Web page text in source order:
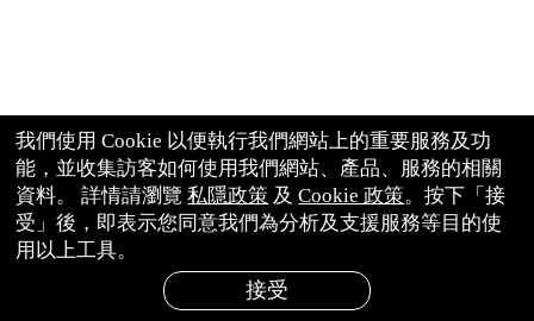
我們使用 Cookie 以便執行我們網站上的重要服務及功
能，並收集訪客如何使用我們網站、產品、服務的相關
資料。 詳情請瀏覽私隱政策 及Cookie 政策。按下「接
受」後，即表示您同意我們為分析及支援服務等目的使
用以上工具。
接受